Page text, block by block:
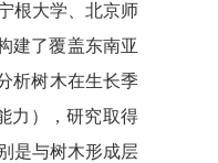
根大学、北京师
建了覆盖东南亚
析树木在生长季
力），研究取得
是与树木形成层